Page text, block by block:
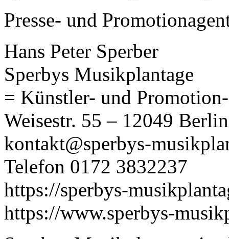
Presse- und
Hans Peter Sperber
Sperbys Musikplantage
= Künstler- und
Weisestr. 55 – 12049 Berlin
kontakt@sperbys-
Telefon 0172 3832237
https://sperbys-
https://www.sperbys-